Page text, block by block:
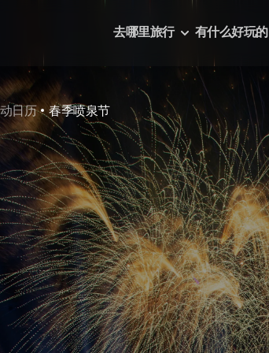
去哪里旅行 有什么好玩的
日历 春季喷泉节